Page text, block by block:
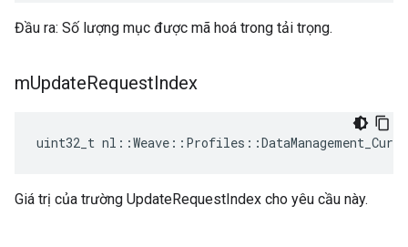
Đầu ra: Số lượng mục được mã hoá trong tải trọng.
mUpdateRequestIndex
uint32_t
Giá trị của trường UpdateRequestIndex cho yêu cầu này.